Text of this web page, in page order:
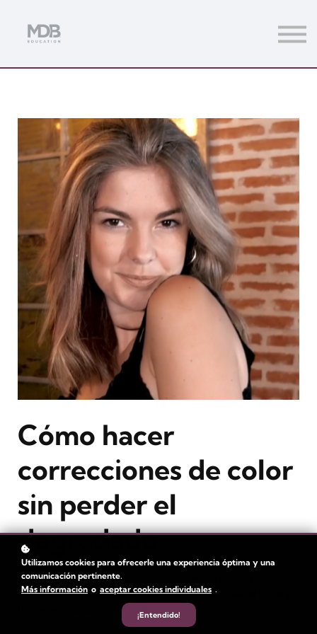
Únete a MDb Pro
Cómo hacer
correcciones de color
sin perder el
degradado
Aprende una técnica sencilla para eliminar reflejos
indeseados y potenciar el balayage recuperando el brillo y
la cosmeticidad en el cabello.
Utilizamos cookies para ofrecerle una experiencia óptima y una
comunicación pertinente.
Más información o aceptar cookies individuales .
¡Entendido!